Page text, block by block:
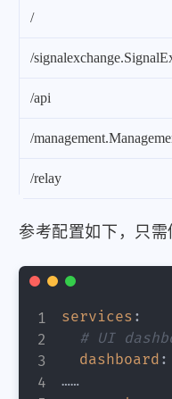
/
/
/api
/
/relay
参考配置如下，只需
services :
# UI
dashboard :
……